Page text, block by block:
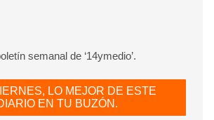
semanal de ‘14ymedio’.
LO MEJOR DE ESTE
EN TU BUZÓN.